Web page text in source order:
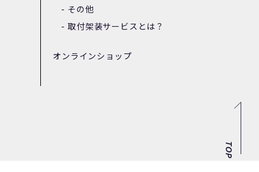
その他
取付架装サービスとは？
オンラインショップ
TOP